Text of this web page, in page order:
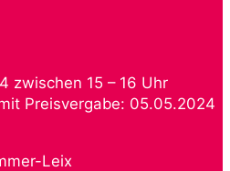
zwischen 15 – 16 Uhr
Preisvergabe: 05.05.2024
Leix